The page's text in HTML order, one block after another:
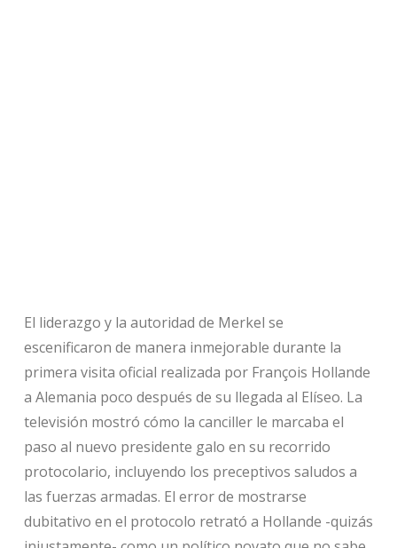
El liderazgo y la autoridad de Merkel se
escenificaron de manera inmejorable durante la
primera visita oficial realizada por François Hollande
a Alemania poco después de su llegada al Elíseo. La
televisión mostró cómo la canciller le marcaba el
paso al nuevo presidente galo en su recorrido
protocolario, incluyendo los preceptivos saludos a
las fuerzas armadas. El error de mostrarse
dubitativo en el protocolo retrató a Hollande -quizás